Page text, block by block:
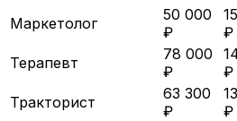
Маркетолог
50 000
₽
₽
Терапевт
78 000
₽
₽
Тракторист
63 300
₽
₽